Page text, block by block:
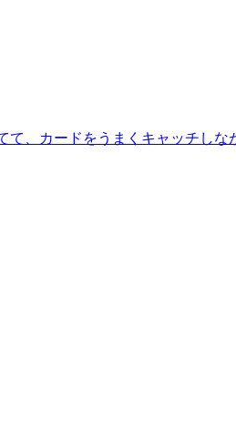
、カードをうまくキャッチし